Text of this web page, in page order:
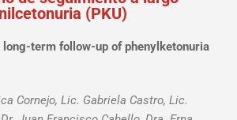
(PKU)
long-term follow-up of phenylketonuria
Cornejo, Lic. Gabriela Castro, Lic.